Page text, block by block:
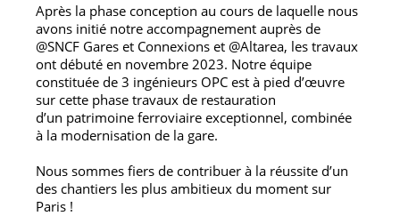
Après la phase conception au cours de laquelle nous
avons initié notre accompagnement auprès de
@SNCF Gares et Connexions et @Altarea, les travaux
ont débuté en novembre 2023. Notre équipe
constituée de 3 ingénieurs OPC est à pied d’œuvre
sur cette phase travaux de restauration
d’un patrimoine ferroviaire exceptionnel, combinée
à la modernisation de la gare.
Nous sommes fiers de contribuer à la réussite d’un
des chantiers les plus ambitieux du moment sur
Paris !